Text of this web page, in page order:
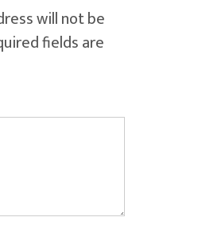
will not be
fields are